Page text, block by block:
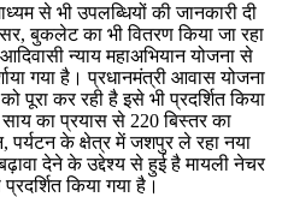
से भी उपलब्धियों की जानकारी दी
बुकलेट का भी वितरण किया जा रहा
न्याय महाअभियान योजना से
गया है। प्रधानमंत्री आवास योजना
कर रही है इसे भी प्रदर्शित किया
का प्रयास से 220 बिस्तर का
के क्षेत्र में जशपुर ले रहा नया
देने के उद्देश्य से हुई है मायली नेचर
किया गया है।